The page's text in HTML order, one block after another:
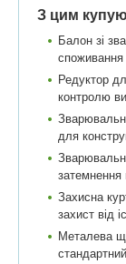
З цим
Балон зі
споживання
Редуктор
контролю
для
Захисна
захист від
Металева